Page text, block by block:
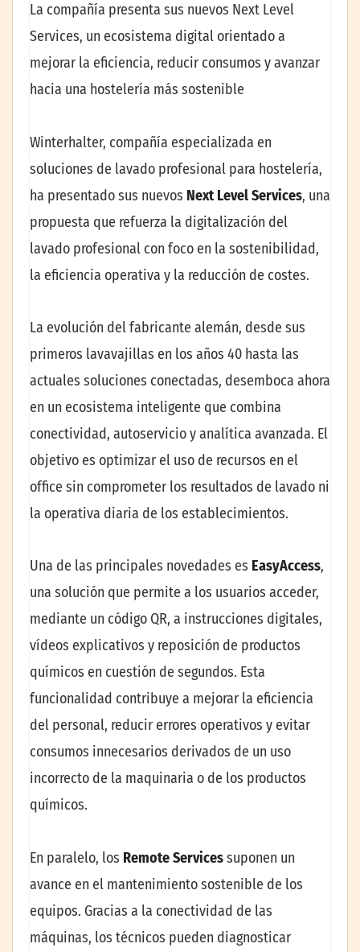
La compañía presenta sus nuevos Next Level
Services, un ecosistema digital orientado a
mejorar la eficiencia, reducir consumos y avanzar
hacia una hostelería más sostenible
Winterhalter, compañía especializada en
soluciones de lavado profesional para hostelería,
ha presentado sus nuevos Next Level Services, una
propuesta que refuerza la digitalización del
lavado profesional con foco en la sostenibilidad,
la eficiencia operativa y la reducción de costes.
La evolución del fabricante alemán, desde sus
primeros lavavajillas en los años 40 hasta las
actuales soluciones conectadas, desemboca ahora
en un ecosistema inteligente que combina
conectividad, autoservicio y analítica avanzada. El
objetivo es optimizar el uso de recursos en el
office sin comprometer los resultados de lavado ni
la operativa diaria de los establecimientos.
Una de las principales novedades es EasyAccess,
una solución que permite a los usuarios acceder,
mediante un código QR, a instrucciones digitales,
vídeos explicativos y reposición de productos
químicos en cuestión de segundos. Esta
funcionalidad contribuye a mejorar la eficiencia
del personal, reducir errores operativos y evitar
consumos innecesarios derivados de un uso
incorrecto de la maquinaria o de los productos
químicos.
En paralelo, los Remote Servicessuponen un
avance en el mantenimiento sostenible de los
equipos. Gracias a la conectividad de las
máquinas, los técnicos pueden diagnosticar